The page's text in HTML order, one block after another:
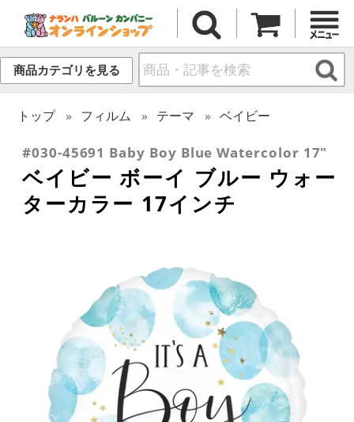
商品カテゴリを見る
トップ フィルム テーマ ベイビー
#030-45691 Baby Boy Blue Watercolor 17"
ベイビー ボーイ ブルー ウォー
ターカラー 17インチ